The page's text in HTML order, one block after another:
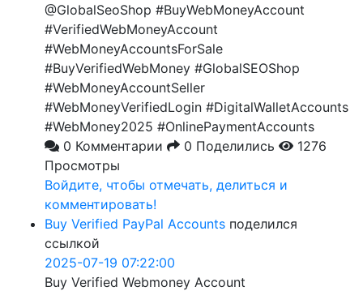
@GlobalSeoShop #BuyWebMoneyAccount
#VerifiedWebMoneyAccount
#WebMoneyAccountsForSale
#BuyVerifiedWebMoney #GlobalSEOShop
#WebMoneyAccountSeller
#WebMoneyVerifiedLogin #DigitalWalletAccounts
#WebMoney2025 #OnlinePaymentAccounts
0 Комментарии
0 Поделились
1276
Просмотры
Войдите, чтобы отмечать, делиться и
комментировать!
Buy Verified PayPal Accounts поделился
ссылкой
2025-07-19 07:22:00
Buy Verified Webmoney Account